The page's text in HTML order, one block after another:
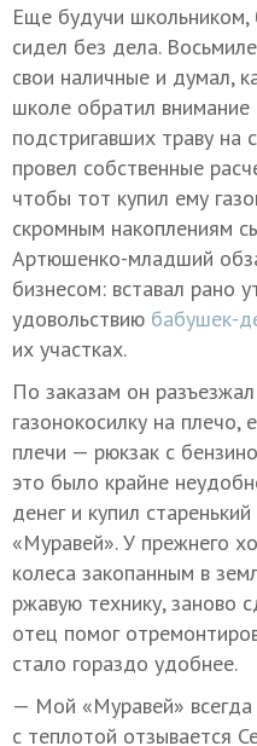
Еще будучи
сидел без дела.
свои наличные и думал,
школе обратил внимание
подстригавших траву на
провел собственные
чтобы тот купил ему
скромным накоплениям
Артюшенко-младший
бизнесом: вставал рано
удовольствию бабушек-
их участках.
По заказам он
газонокосилку на плечо,
плечи — рюкзак с
это было крайне
денег и купил
«Муравей». У прежнего
колеса закопанным в
ржавую технику, заново
отец помог
стало гораздо удобнее.
— Мой «Муравей»
с теплотой отзывается